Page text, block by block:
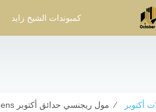
كمبوندات الشيخ زايد
أكتوبر ⁄ مول ريجنسي حدائق أكتوبر Regency Mall October Gardens